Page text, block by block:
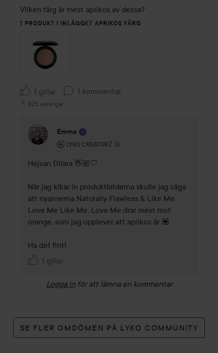
Vilken färg är mest aprikos av dessa?
1 PRODUKT I INLÄGGET APRIKOS FÄRG
1 gillar 1 kommentar
825 visningar
Emma
LYKO CREATOR
Användarens roll: Lyko Creator.
2 år
Kommentaren lades 2 år
Hejsan Dilara 👋🏼🤍
När jag kikar in produktbilderna skulle jag säga
att nyanserna Naturally Flawless & Like Me
Love Me Like Me, Love Me drar mest mot
orange, som jag upplever att aprikos är 💟
Ha det fint!
1 gillar
Logga in för att lämna en kommentar
SE FLER OMDÖMEN PÅ LYKO COMMUNITY